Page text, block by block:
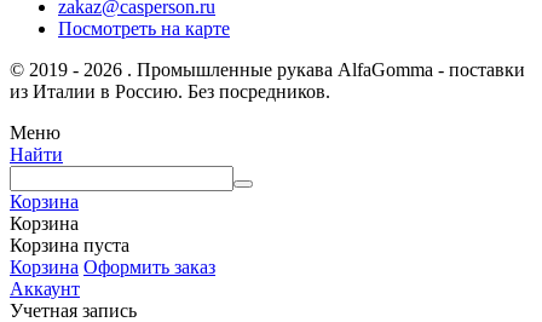
zakaz@casperson.ru
Посмотреть на карте
© 2019 - 2026 . Промышленные рукава AlfaGomma - поставки
из Италии в Россию. Без посредников.
Меню
Найти
Корзина
Корзина
Корзина пуста
Корзина Оформить заказ
Аккаунт
Учетная запись